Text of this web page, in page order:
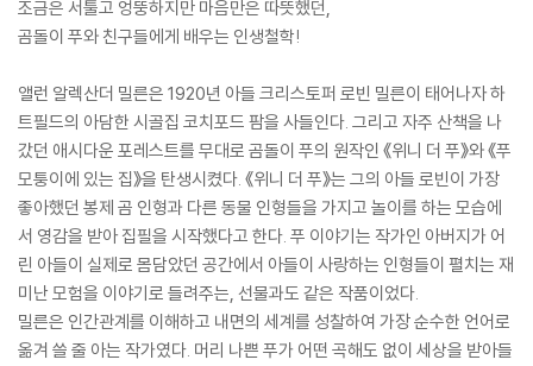
조금은 서툴고 엉뚱하지만 마음만은 따뜻했던,
곰돌이 푸와 친구들에게 배우는 인생철학!
앨런 알렉산더 밀른은 1920년 아들 크리스토퍼 로빈 밀른이 태어나자 하
트필드의 아담한 시골집 코치포드 팜을 사들인다. 그리고 자주 산책을 나
갔던 애시다운 포레스트를 무대로 곰돌이 푸의 원작인 《위니 더 푸》와 《푸
모퉁이에 있는 집》을 탄생시켰다. 《위니 더 푸》는 그의 아들 로빈이 가장
좋아했던 봉제 곰 인형과 다른 동물 인형들을 가지고 놀이를 하는 모습에
서 영감을 받아 집필을 시작했다고 한다. 푸 이야기는 작가인 아버지가 어
린 아들이 실제로 몸담았던 공간에서 아들이 사랑하는 인형들이 펼치는 재
미난 모험을 이야기로 들려주는, 선물과도 같은 작품이었다.
밀른은 인간관계를 이해하고 내면의 세계를 성찰하여 가장 순수한 언어로
옮겨 쓸 줄 아는 작가였다. 머리 나쁜 푸가 어떤 곡해도 없이 세상을 받아들